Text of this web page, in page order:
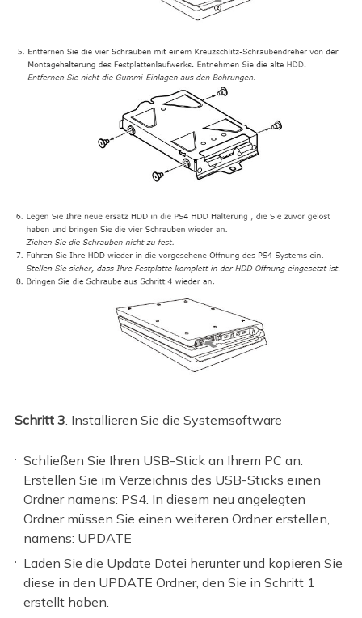
Schritt 3 . Installieren Sie die Systemsoftware
Schließen Sie Ihren USB-Stick an Ihrem PC an.
Erstellen Sie im Verzeichnis des USB-Sticks einen
Ordner namens: PS4. In diesem neu angelegten
Ordner müssen Sie einen weiteren Ordner erstellen,
namens: UPDATE
Laden Sie die Update Datei herunter und kopieren Sie
diese in den UPDATE Ordner, den Sie in Schritt 1
erstellt haben.